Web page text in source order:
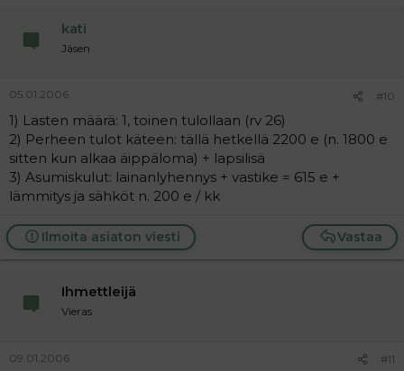
kati
Jäsen
05.01.2006 #10
1) Lasten määrä: 1, toinen tulollaan (rv 26)
2) Perheen tulot käteen: tällä hetkellä 2200 e (n. 1800 e
sitten kun alkaa äippäloma) + lapsilisä
3) Asumiskulut: lainanlyhennys + vastike = 615 e +
lämmitys ja sähköt n. 200 e / kk
Vastaa
Ilmoita asiaton viesti
Ihmettleijä
Vieras
09.01.2006 #11